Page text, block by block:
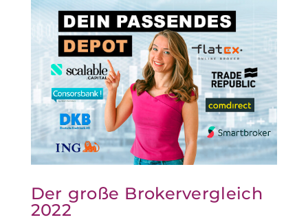
Der große Brokervergleich
2022